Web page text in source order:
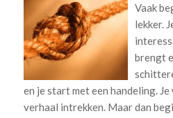
Vaak
lekker.
brengt
en je start met een handeling.
verhaal intrekken. Maar dan